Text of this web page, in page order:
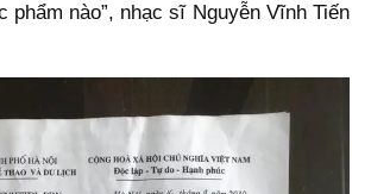
phẩm nào”, nhạc sĩ Nguyễn Vĩnh Tiến